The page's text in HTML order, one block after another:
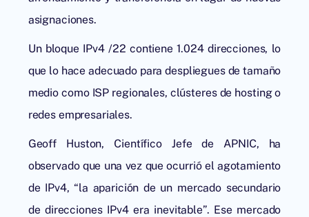
asignaciones.
Un bloque IPv4 /22 contiene 1.024 direcciones, lo
que lo hace adecuado para despliegues de tamaño
medio como ISP regionales, clústeres de hosting o
redes empresariales.
Geoff Huston, Científico Jefe de APNIC, ha
observado que una vez que ocurrió el agotamiento
de IPv4, “la aparición de un mercado secundario
de direcciones IPv4 era inevitable”. Ese mercado